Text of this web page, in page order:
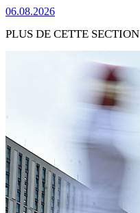
06.08.2026
PLUS DE CETTE SECTION